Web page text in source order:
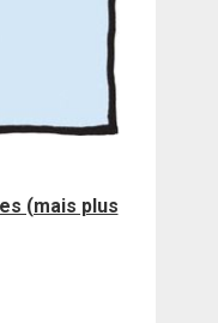
(mais plus